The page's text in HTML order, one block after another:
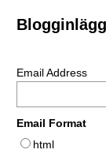
Email Address
Email Format
html